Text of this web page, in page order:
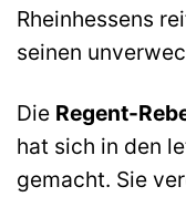
Rheinhessens
seinen
Die Regent-
hat sich in den
gemacht. Sie